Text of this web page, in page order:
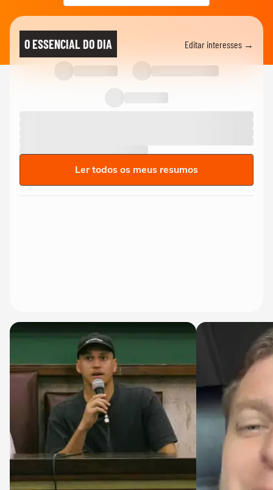
O ESSENCIAL DO DIA Editar interesses →
Ler todos os meus resumos